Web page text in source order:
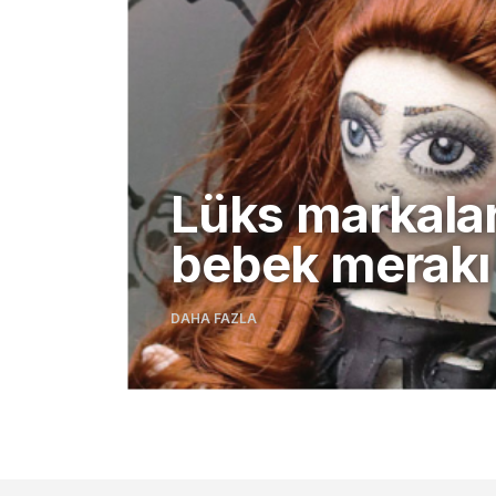
Lüks
bebek merakı
DAHA FAZLA